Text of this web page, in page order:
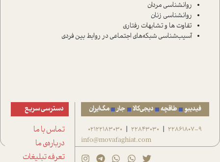
روانشناسی مردان
روانشناسی زنان
تفاوت ‌ها و تشابهات رفتاری
آسیب‌شناسی شبکه‌های اجتماعی در روابط بین فردی
فیدیبو طاقچه دیجی‌کالا جار مگ‌ایران
22861807-9
|
22843030
|
02122183030
info@movafaghiat.com
دسترسی سریع
تماس با ما
درباره‌ی ما
تعرفه تبلیغات